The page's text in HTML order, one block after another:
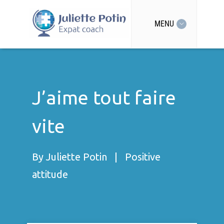
MENU
J’aime tout faire
vite
By Juliette Potin
Positive
attitude